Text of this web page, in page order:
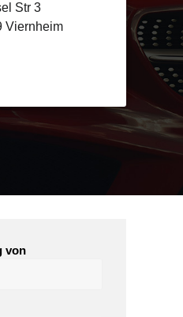
Str 3
Viernheim
von